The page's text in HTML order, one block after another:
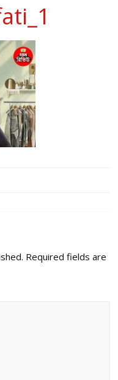
Required fields are